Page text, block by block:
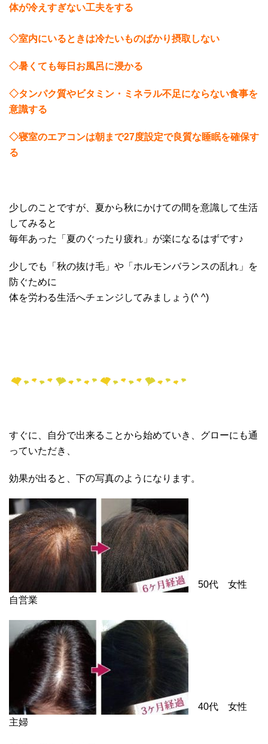
体が冷えすぎない工夫をする
◇室内にいるときは冷たいものばかり摂取しない
◇暑くても毎日お風呂に浸かる
◇タンパク質やビタミン・ミネラル不足にならない食事を
意識する
◇寝室のエアコンは朝まで27度設定で良質な睡眠を確保す
る
少しのことですが、夏から秋にかけての間を意識して生活
してみると
毎年あった「夏のぐったり疲れ」が楽になるはずです♪
少しでも「秋の抜け毛」や「ホルモンバランスの乱れ」を
防ぐために
体を労わる生活へチェンジしてみましょう(^ ^)
すぐに、自分で出来ることから始めていき、グローにも通
っていただき、
効果が出ると、下の写真のようになります。
50代 女性
自営業
40代 女性
主婦